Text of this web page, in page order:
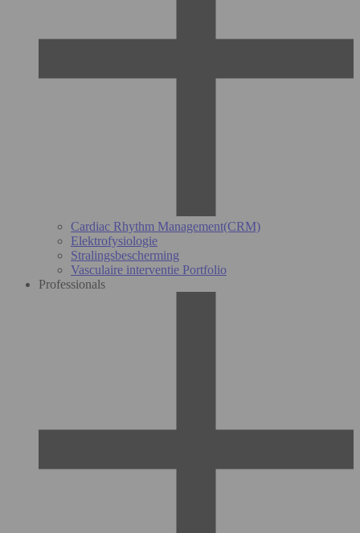
Cardiac Rhythm Management(CRM)
Elektrofysiologie
Stralingsbescherming
Vasculaire interventie Portfolio
Professionals